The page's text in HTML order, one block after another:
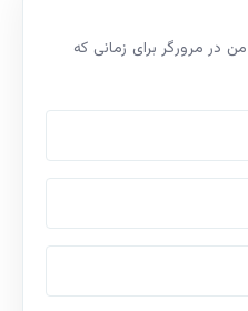
در مرورگر برای زمانی که